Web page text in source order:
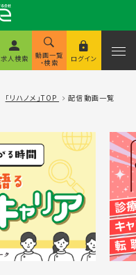
求人検索 動画一覧
・検索 ログイン
「リハノメ」TOP 配信動画一覧